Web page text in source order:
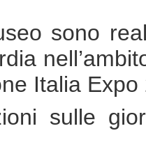
sono
Italia Expo
sulle